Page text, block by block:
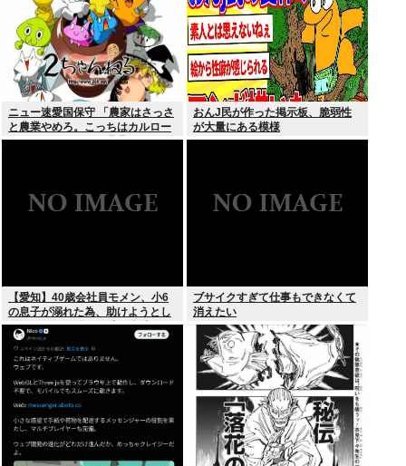
ニュー速愛国保守 「農家はさっさ
と農業やめろ。こっちはカルロー
ズでいいんだから。農業されたら
おんJ民が作った掲示板、脆弱性
が大量にある模様
【愛知】40歳会社員モメン、小6
の息子が溺れた為、助けようとし
て溺れる なお息子は妻が救出
ブサイクすぎて仕事もできなくて
消えたい